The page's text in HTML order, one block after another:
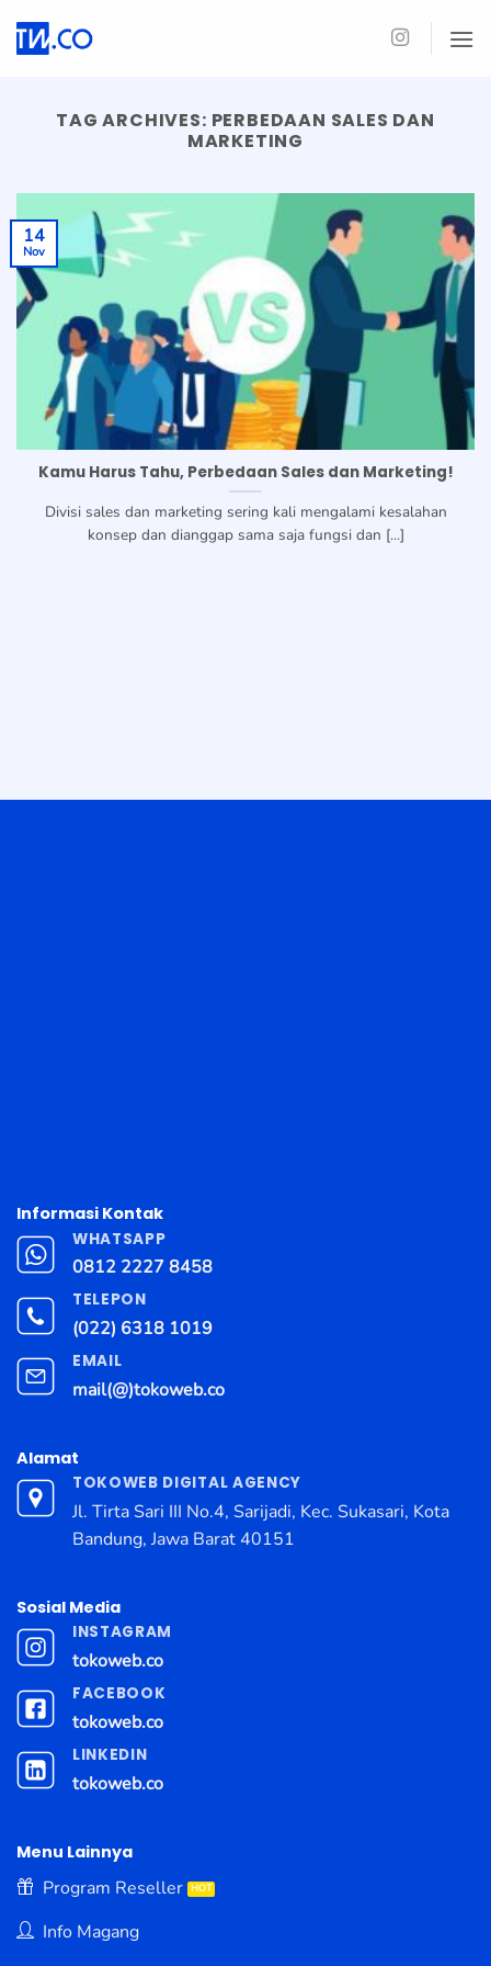
TAG ARCHIVES: PERBEDAAN SALES DAN
MARKETING
Kamu Harus Tahu, Perbedaan Sales dan Marketing!
Divisi sales dan marketing sering kali mengalami kesalahan
konsep dan dianggap sama saja fungsi dan [...]
14
Nov
Informasi Kontak
WHATSAPP
0812 2227 8458
TELEPON
(022) 6318 1019
EMAIL
mail(@)tokoweb.co
Alamat
TOKOWEB DIGITAL AGENCY
Jl. Tirta Sari III No.4, Sarijadi, Kec. Sukasari, Kota
Bandung, Jawa Barat 40151
Sosial Media
INSTAGRAM
tokoweb.co
FACEBOOK
tokoweb.co
LINKEDIN
tokoweb.co
Menu Lainnya
Program Reseller
Info Magang